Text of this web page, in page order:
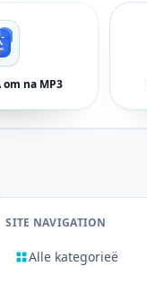
om na MP3
SITE NAVIGATION
Alle kategorieë